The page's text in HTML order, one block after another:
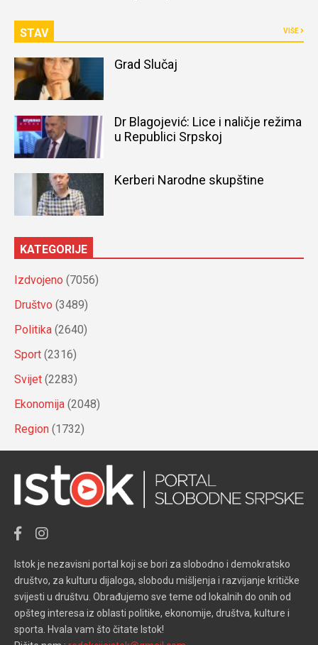
STAV VIŠE
Grad Slučaj
Dr Blagojević: Lice i naličje režima
u Republici Srpskoj
Kerberi Narodne skupštine
KATEGORIJE
Izdvojeno (7056)
Društvo (3489)
Politika (2640)
Sport (2316)
Svijet (2283)
Ekonomija (2048)
Region (1732)
Istok je nezavisni portal koji se bori za slobodno i demokratsko
društvo, za kulturu dijaloga, slobodu mišljenja i razvijanje kritičke
svijesti u društvu. Obrađujemo sve teme od lokalnih do onih od
opšteg interesa iz oblasti politike, ekonomije, društva, kulture i
sporta. Hvala vam što čitate Istok!